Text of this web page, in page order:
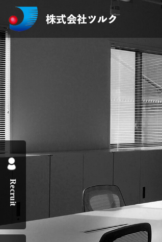
株式会社ツルク
Recruit